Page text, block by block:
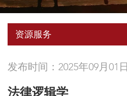
资源服务
发布时间：2025年09月01日
法律逻辑学